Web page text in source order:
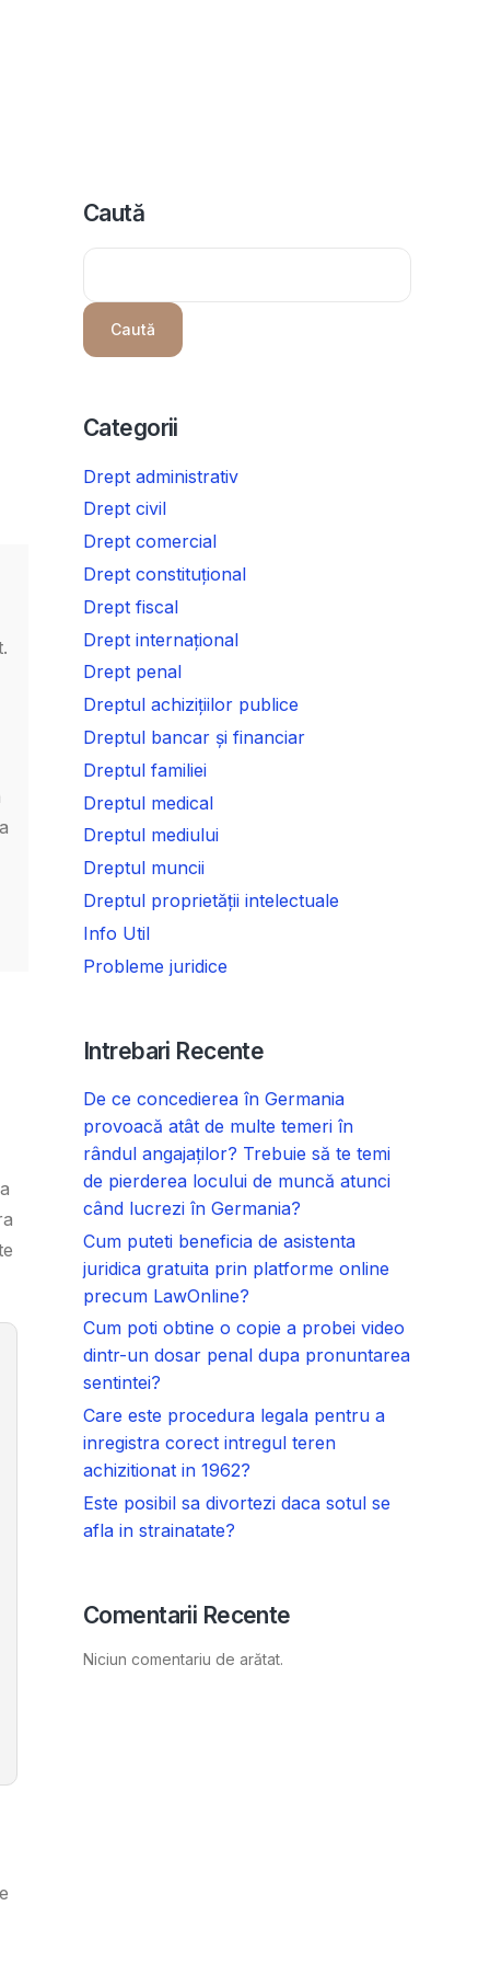
Caută
Caută
Categorii
Drept administrativ
Drept civil
Drept comercial
Drept constituțional
Drept fiscal
Drept internațional
Drept penal
Dreptul achizițiilor publice
Dreptul bancar și financiar
Dreptul familiei
Dreptul medical
Dreptul mediului
Dreptul muncii
Dreptul proprietății intelectuale
Info Util
Probleme juridice
Intrebari Recente
De ce concedierea în Germania
provoacă atât de multe temeri în
rândul angajaților? Trebuie să te temi
de pierderea locului de muncă atunci
când lucrezi în Germania?
Cum puteti beneficia de asistenta
juridica gratuita prin platforme online
precum LawOnline?
Cum poti obtine o copie a probei video
dintr-un dosar penal dupa pronuntarea
sentintei?
Care este procedura legala pentru a
inregistra corect intregul teren
achizitionat in 1962?
Este posibil sa divortezi daca sotul se
afla in strainatate?
Comentarii Recente
Niciun comentariu de arătat.